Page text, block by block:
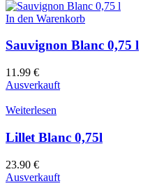
In den Warenkorb
Sauvignon Blanc 0,75 l
11.99 €
Ausverkauft
Weiterlesen
Lillet Blanc 0,75l
23.90 €
Ausverkauft